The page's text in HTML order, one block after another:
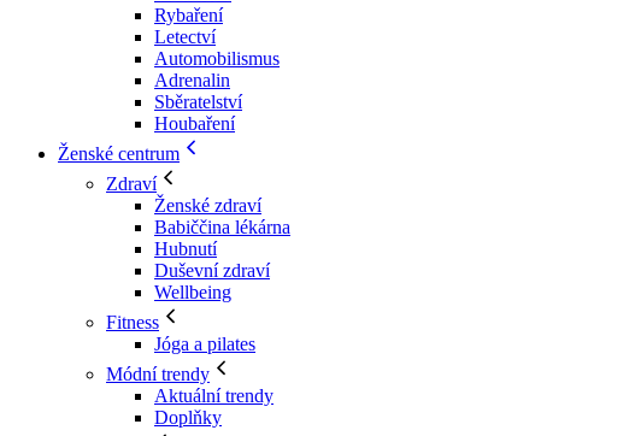
Rybaření
Letectví
Automobilismus
Adrenalin
Sběratelství
Houbaření
Ženské centrum
Zdraví
Ženské zdraví
Babiččina lékárna
Hubnutí
Duševní zdraví
Wellbeing
Fitness
Jóga a pilates
Módní trendy
Aktuální trendy
Doplňky